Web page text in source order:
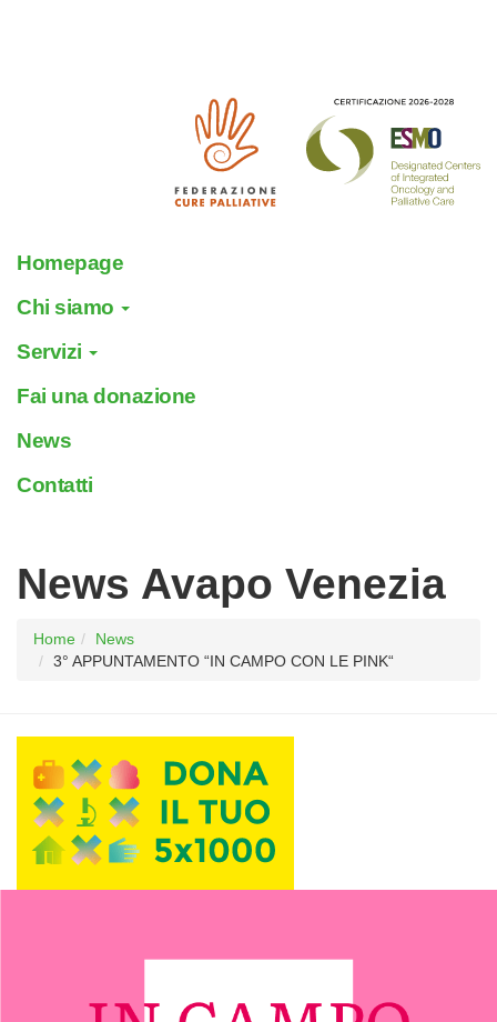
Homepage
Chi siamo
Servizi
Fai una donazione
News
Contatti
News Avapo Venezia
Home
News
3° APPUNTAMENTO “IN CAMPO CON LE PINK“